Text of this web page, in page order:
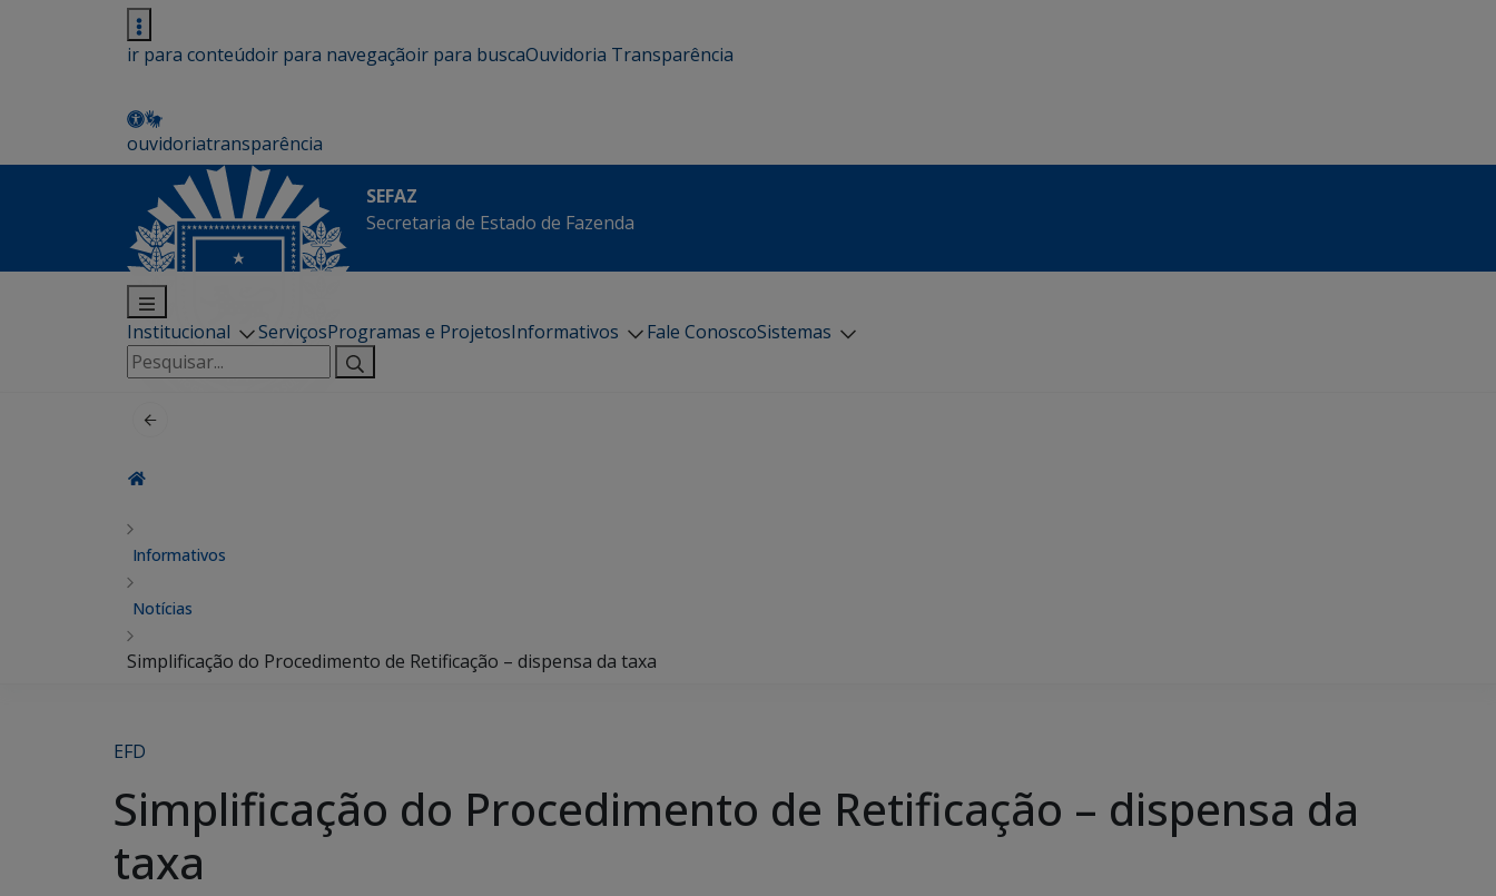
ir para conteúdoir para navegaçãoir para buscaOuvidoria Transparência
ouvidoriatransparência
SEFAZ
Secretaria de Estado de Fazenda
Institucional ServiçosProgramas e ProjetosInformativos Fale ConoscoSistemas
Pesquisar
por:
Informativos
Notícias
Simplificação do Procedimento de Retificação – dispensa da taxa
EFD
Simplificação do Procedimento de Retificação – dispensa da
taxa